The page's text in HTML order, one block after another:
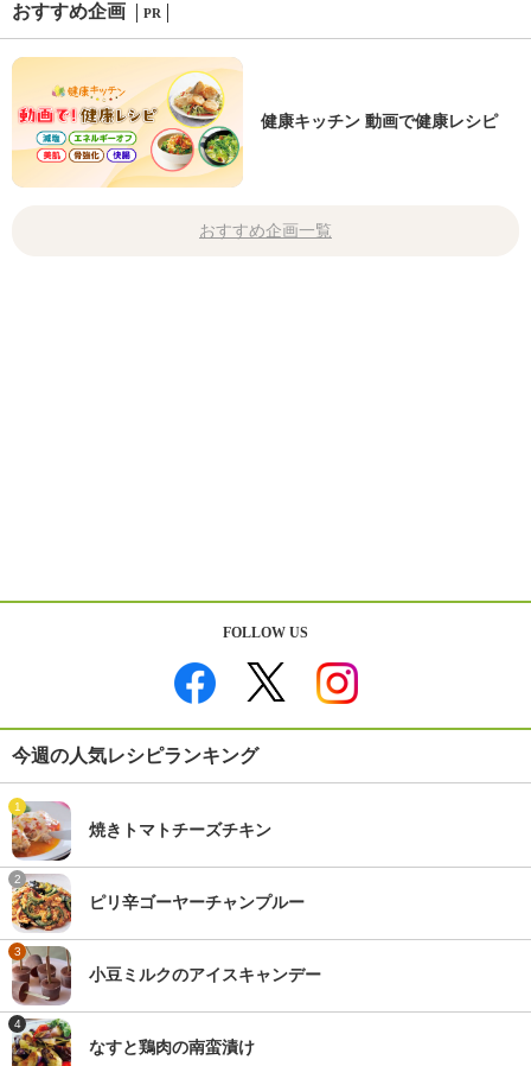
おすすめ企画 PR
健康キッチン 動画で健康レシピ
おすすめ企画一覧
FOLLOW US
今週の人気レシピランキング
1
焼きトマトチーズチキン
2
ピリ辛ゴーヤーチャンプルー
3
小豆ミルクのアイスキャンデー
4
なすと鶏肉の南蛮漬け